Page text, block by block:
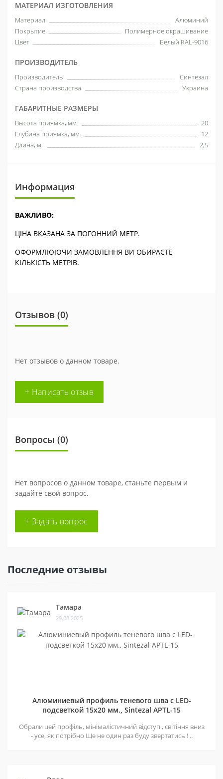
МАТЕРИАЛ ИЗГОТОВЛЕНИЯ
Материал
Алюминий
Покрытие
Полимерное окрашивание
Цвет
Белый RAL-9016
ПРОИЗВОДИТЕЛЬ
Производитель
Синтезал
Страна производства
Украина
ГАБАРИТНЫЕ РАЗМЕРЫ
Высота приямка, мм.
20
Глубина приямка, мм.
12
Длина, м.
2,5
Информация
ВАЖЛИВО:
ЦІНА ВКАЗАНА ЗА ПОГОННИЙ МЕТР.
ОФОРМЛЮЮЧИ ЗАМОВЛЕННЯ ВИ ОБИРАЄТЕ
КІЛЬКІСТЬ МЕТРІВ.
Отзывов (0)
Нет отзывов о данном товаре.
+ Написать отзыв
Вопросы (0)
Нет вопросов о данном товаре, станьте первым и
задайте свой вопрос.
+ Задать вопрос
Последние отзывы
Тамара
29.08.2025
Алюминиевый профиль теневого шва c LED-
подсветкой 15х20 мм., Sintezal APTL-15
Обрали цей профіль, мінімалістичний відступ , світіння вниз
- усе, як потрібно Ще не один раз буду звертатись ! ..